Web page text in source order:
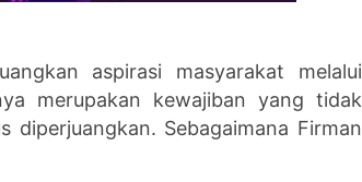
aspirasi masyarakat melalui
merupakan kewajiban yang tidak
Sebagaimana Firman